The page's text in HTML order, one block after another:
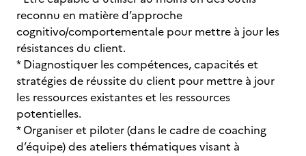
reconnu en matière d’approche
cognitivo/comportementale pour mettre à jour les
résistances du client.
* Diagnostiquer les compétences, capacités et
stratégies de réussite du client pour mettre à jour
les ressources existantes et les ressources
potentielles.
* Organiser et piloter (dans le cadre de coaching
d’équipe) des ateliers thématiques visant à